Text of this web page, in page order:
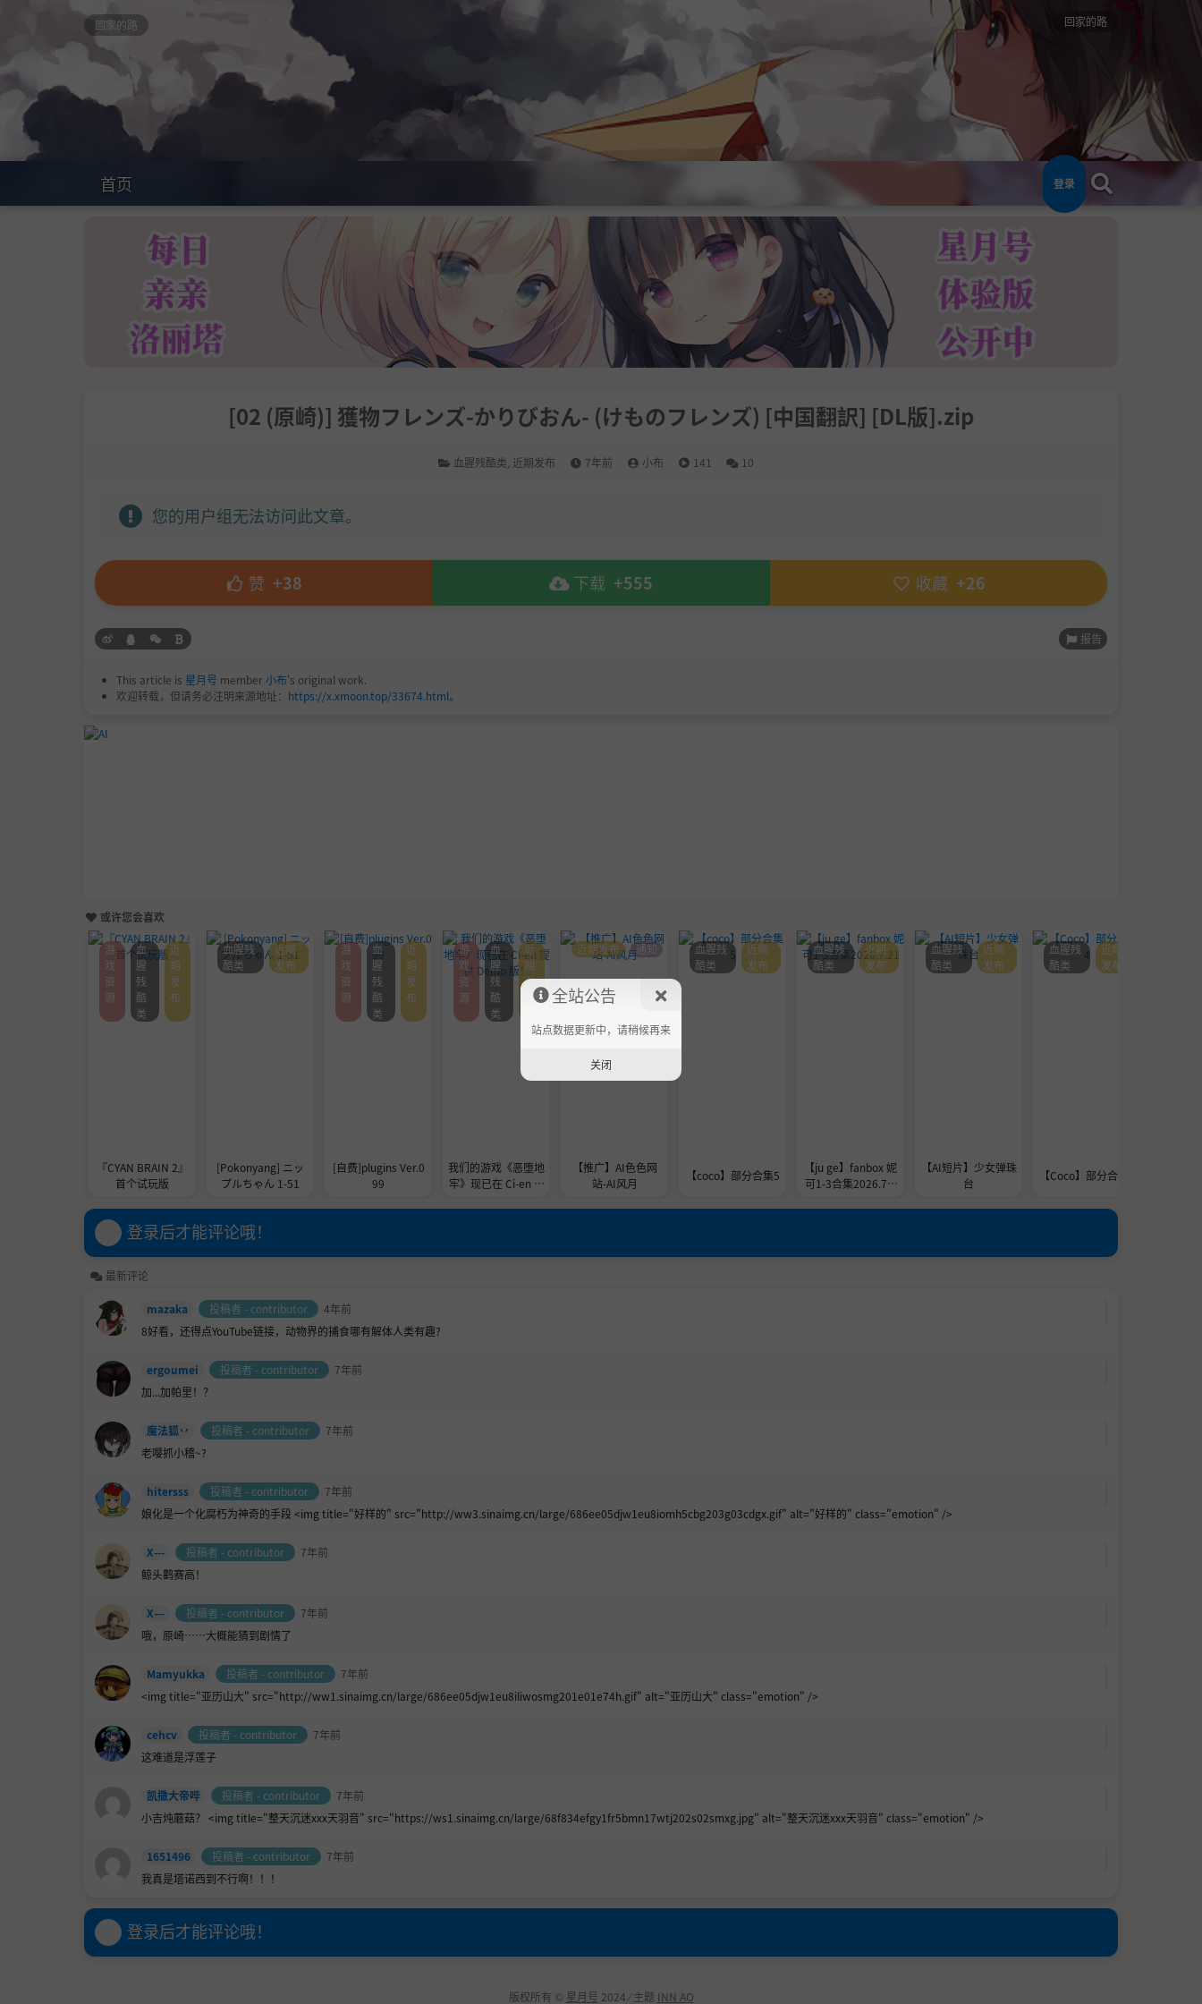
回家的路 回家的路
首页 登录
[02 (原崎)] 獲物フレンズ-かりびおん- (けものフレンズ) [中国翻訳] [DL版].zip
血腥残酷类 近期发布 7年前 小布 141 10
您的用户组无法访问此文章。
赞 +38 下载 +555 收藏 +26
报告
This article is 星月号 member小布's original work.
欢迎转载，但请务必注明来源地址： https://x.xmoon.top/33674.html。
或许您会喜欢
『CYAN BRAIN 2』
首个试玩版
游
戏
资
源
血
腥
残
酷
类
近
期
发
布
[Pokonyang] ニッ
プルちゃん 1-51
血腥残
酷类
近期
发布
[自费]plugins Ver.0
99
游
戏
资
源
血
腥
残
酷
类
近
期
发
布
我们的游戏《恶堕地
牢》现已在 Ci-en 提
游
戏
资
源
血
腥
残
酷
类
近
期
发
布
【推广】AI色色网
站-AI风月
近期发布 通知
【coco】部分合集5
血腥残
酷类
近期
发布
【ju ge】fanbox 妮
可1-3合集2026.7.2
血腥残
酷类
近期
发布
【AI短片】少女弹珠
台
血腥残
酷类
近期
发布
【Coco】部分合集4
血腥残
酷类
近期
发布
登录后才能评论哦！
最新评论
mazaka 投稿者 - contributor
4年前
8好看，还得点YouTube链接，动物界的捕食哪有解体人类有趣?
ergoumei 投稿者 - contributor
7年前
加...加帕里！？
魔法狐丷 投稿者 - contributor
7年前
老嘤抓小稽~?
hitersss 投稿者 - contributor
7年前
娘化是一个化腐朽为神奇的手段 <img title="好样的" src="http://ww3.sinaimg.cn/large/686ee05djw1eu8iomh5cbg203g03cdgx.gif" alt="好样的" class="emotion" />
X--- 投稿者 - contributor
7年前
鲸头鹳赛高！
X--- 投稿者 - contributor
7年前
哦，原崎……大概能猜到剧情了
Mamyukka 投稿者 - contributor
7年前
<img title="亚历山大" src="http://ww1.sinaimg.cn/large/686ee05djw1eu8iliwosmg201e01e74h.gif" alt="亚历山大" class="emotion" />
cehcv 投稿者 - contributor
7年前
这难道是浮莲子
凯撒大帝哔 投稿者 - contributor
7年前
小吉炖蘑菇？ <img title="整天沉迷xxx天羽音" src="https://ws1.sinaimg.cn/large/68f834efgy1fr5bmn17wtj202s02smxg.jpg" alt="整天沉迷xxx天羽音" class="emotion" />
1651496 投稿者 - contributor
7年前
我真是塔诺西到不行啊！！！
登录后才能评论哦！
版权所有 © 星月号 2024 ⁄ 主题 INN AO
全站公告
站点数据更新中，请稍候再来
关闭